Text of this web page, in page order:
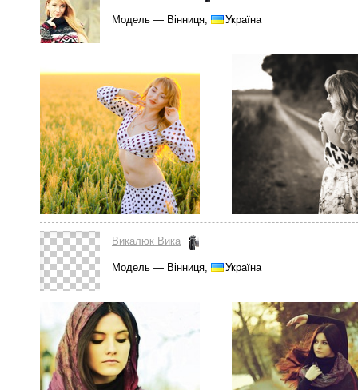
Модель — Вінниця, Україна
Викалюк Вика
Модель — Вінниця, Україна